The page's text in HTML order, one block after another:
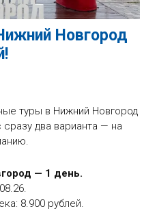
Новгород
туры в Нижний Новгород
два варианта — на
— 1 день.
8.900 рублей.